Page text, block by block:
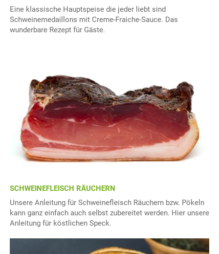
Eine klassische Hauptspeise die jeder liebt sind
Schweinemedaillons mit Creme-Fraiche-Sauce. Das
wunderbare Rezept für Gäste.
SCHWEINEFLEISCH RÄUCHERN
Unsere Anleitung für Schweinefleisch Räuchern bzw. Pökeln
kann ganz einfach auch selbst zubereitet werden. Hier unsere
Anleitung für köstlichen Speck.